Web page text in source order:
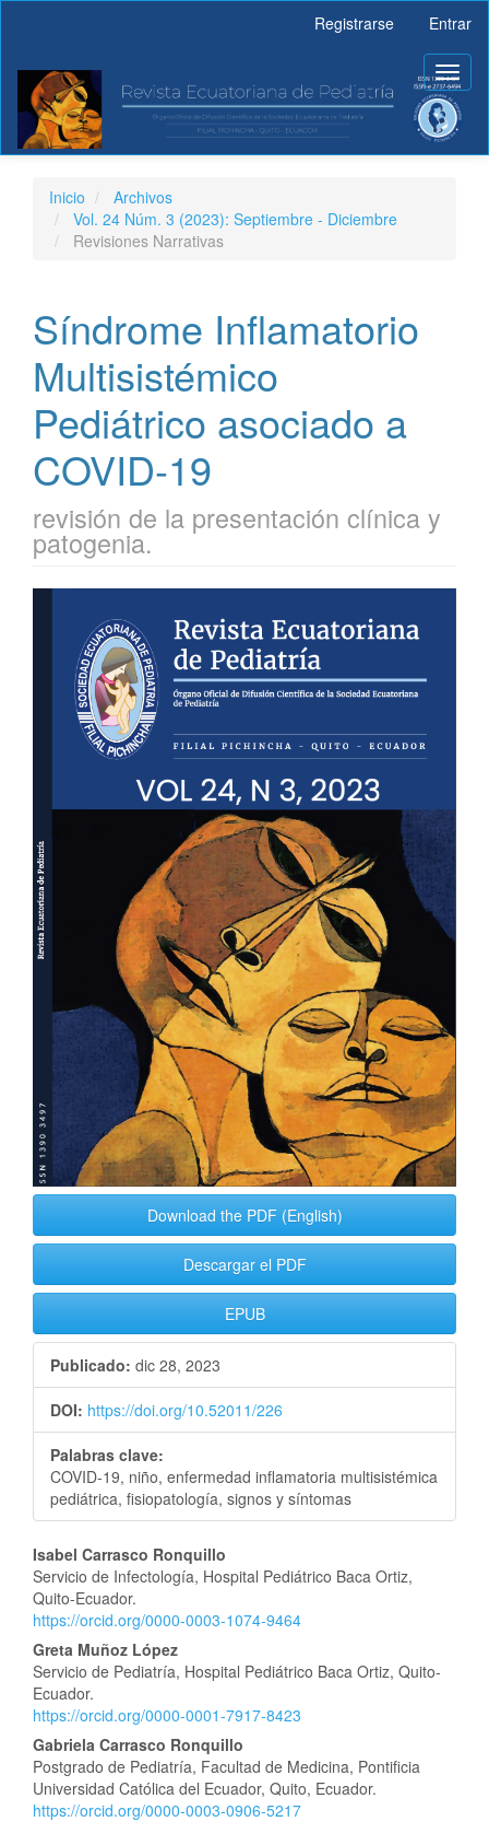
principal
Barra
lateral
Registrarse Entrar
Inicio
Archivos
Vol. 24 Núm. 3 (2023): Septiembre - Diciembre
Revisiones Narrativas
Síndrome Inflamatorio
Multisistémico
Pediátrico asociado a
COVID-19
revisión de la presentación clínica y
patogenia.
Barra
lateral
del
artículo
Download the PDF (English)
Descargar el PDF
EPUB
Publicado: dic 28, 2023
DOI: https://doi.org/10.52011/226
Palabras clave:
COVID-19, niño, enfermedad inflamatoria multisistémica
pediátrica, fisiopatología, signos y síntomas
Contenido
principal
del
artículo
Isabel Carrasco Ronquillo
Servicio de Infectología, Hospital Pediátrico Baca Ortiz,
Quito-Ecuador.
https://orcid.org/0000-0003-1074-9464
Greta Muñoz López
Servicio de Pediatría, Hospital Pediátrico Baca Ortiz, Quito-
Ecuador.
https://orcid.org/0000-0001-7917-8423
Gabriela Carrasco Ronquillo
Postgrado de Pediatría, Facultad de Medicina, Pontificia
Universidad Católica del Ecuador, Quito, Ecuador.
https://orcid.org/0000-0003-0906-5217